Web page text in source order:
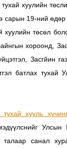
хуулийн
19-ний
төсөл
хороонд,
Засгйин
батлах тухай
хууль
талаар санал